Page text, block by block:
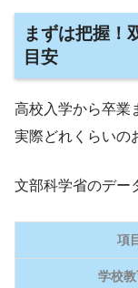
まずは把握！
目安
高校入学から卒業
実際どれくらいの
文部科学省のデー
項目
学校